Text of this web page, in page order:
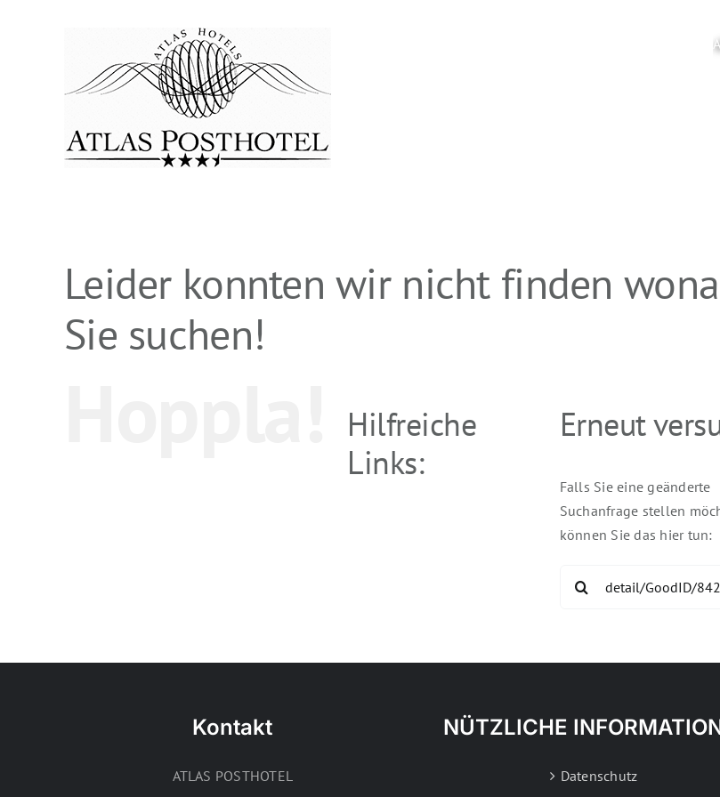
Leider konnten wir nicht finden
Sie suchen!
Hilfreiche
Links:
Erneut
Falls Sie eine geänderte
Suchanfrage stellen
können Sie das hier tun:
Kontakt
ATLAS POSTHOTEL
NÜTZLICHE
Datenschutz